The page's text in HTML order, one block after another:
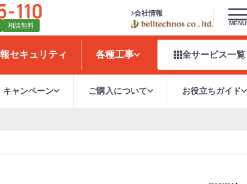
相談無料
会社情報
MENU
セキュリティ 各種工事 全サービス一覧
キャンペーン ご購入について お役立ちガイド